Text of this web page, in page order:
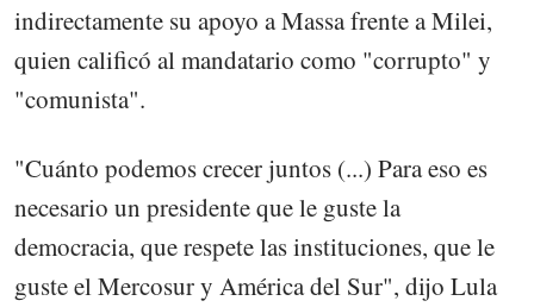
indirectamente su apoyo a Massa frente a Milei,
quien calificó al mandatario como "corrupto" y
"comunista".
"Cuánto podemos crecer juntos (...) Para eso es
necesario un presidente que le guste la
democracia, que respete las instituciones, que le
guste el Mercosur y América del Sur", dijo Lula